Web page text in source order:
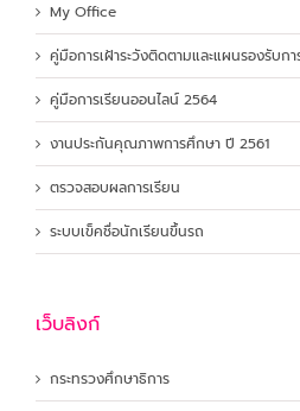
My Office
คู่มือการเฝ้าระวังติดตามและแผนรองรับกา
คู่มือการเรียนออนไลน์ 2564
งานประกันคุณภาพการศึกษา ปี 2561
ตรวจสอบผลการเรียน
ระบบเข็คชื่อนักเรียนขึ้นรถ
เว็บลิงก์
กระทรวงศึกษาธิการ